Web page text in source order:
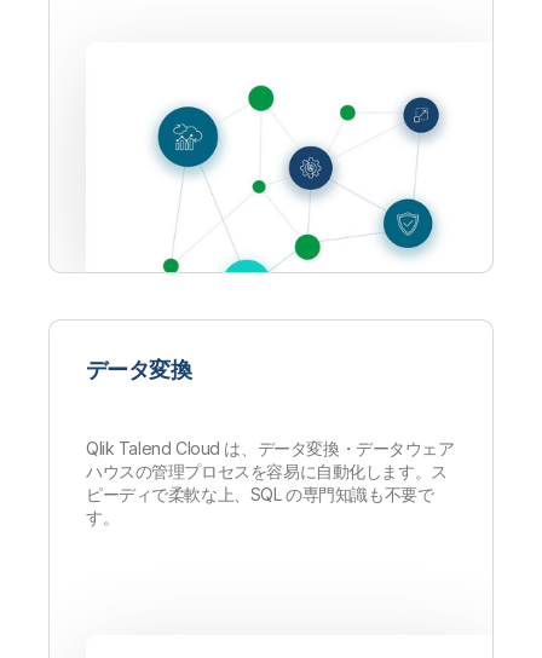
データ変換
Qlik Talend Cloud は、データ変換・データウェア
ハウスの管理プロセスを容易に自動化します。ス
ピーディで柔軟な上、SQL の専門知識も不要で
す。